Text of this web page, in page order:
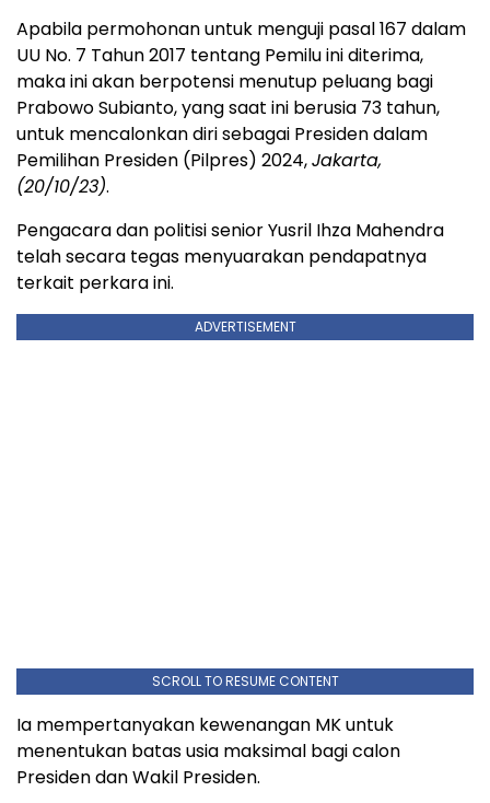
Apabila permohonan untuk menguji pasal 167 dalam
UU No. 7 Tahun 2017 tentang Pemilu ini diterima,
maka ini akan berpotensi menutup peluang bagi
Prabowo Subianto, yang saat ini berusia 73 tahun,
untuk mencalonkan diri sebagai Presiden dalam
Pemilihan Presiden (Pilpres) 2024,Jakarta,
(20/10/23).
Pengacara dan politisi senior Yusril Ihza Mahendra
telah secara tegas menyuarakan pendapatnya
terkait perkara ini.
ADVERTISEMENT
SCROLL TO RESUME CONTENT
Ia mempertanyakan kewenangan MK untuk
menentukan batas usia maksimal bagi calon
Presiden dan Wakil Presiden.